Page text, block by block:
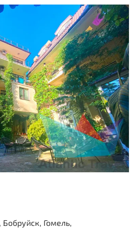
Гомель,